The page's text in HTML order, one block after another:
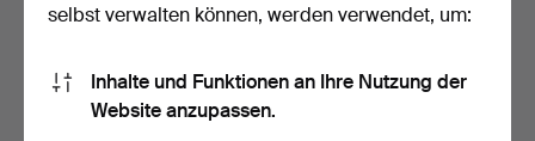
and Gasoline Engin…
NY FÖLJD, von Sigurd …
selbst verwalten können, werden verwendet, um:
Inhalte und Funktionen an Ihre Nutzung der
Website anzupassen.